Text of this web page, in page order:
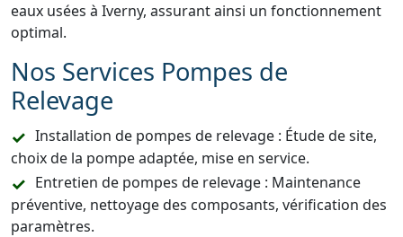
eaux usées à Iverny, assurant ainsi un fonctionnement
optimal.
Nos Services Pompes de
Relevage
Installation de pompes de relevage : Étude de site,
choix de la pompe adaptée, mise en service.
Entretien de pompes de relevage : Maintenance
préventive, nettoyage des composants, vérification des
paramètres.